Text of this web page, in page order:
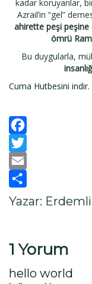
kadar koruyanlar,
Azrail’in “gel”
ahirette peşi peşine
ömrü
Bu duygularla,
Cuma Hutbesini indir.
Facebook
Twitter
Email
Paylaş
Yazar:
1 Yorum
hello world